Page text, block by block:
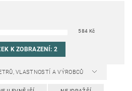
584 Kč
K ZOBRAZENÍ: 2
VLASTNOSTÍ A VÝROBCŮ